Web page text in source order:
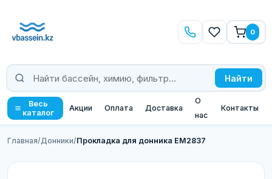
Найти
0
Весь
каталог
Акции Оплата Доставка
О
нас
Контакты
Главная/Донники/Прокладка для донника EM2837